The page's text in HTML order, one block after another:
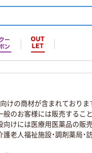
けの商材が含まれておりま
般のお客様には販売するこ
けには医療用医薬品の販売
護老人福祉施設・調剤薬局